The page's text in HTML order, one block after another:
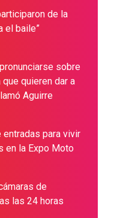
de la
el baile”
sobre
quieren dar a
Aguirre
entradas para vivir
en la Expo Moto
de
las 24 horas